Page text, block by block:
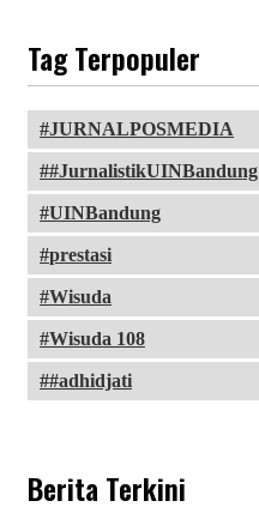
Tag Terpopuler
JURNALPOSMEDIA
#JurnalistikUINBandung
UINBandung
prestasi
Wisuda
Wisuda 108
#adhidjati
Berita Terkini